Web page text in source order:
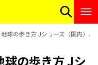
球の歩き方 Jシリーズ（国内）
球の歩き方 Jシ